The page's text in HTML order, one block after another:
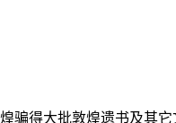
骗得大批敦煌遗书及其